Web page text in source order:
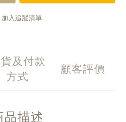
加入追蹤清單
及付款
方式
顧客評價
品描述